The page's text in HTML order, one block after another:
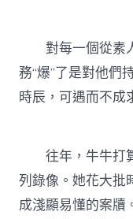
對每一個從素人
務“爆”了是對他們
時辰，可遇而不成
往年，牛牛打算
列錄像。她花大批
成淺顯易懂的案牘